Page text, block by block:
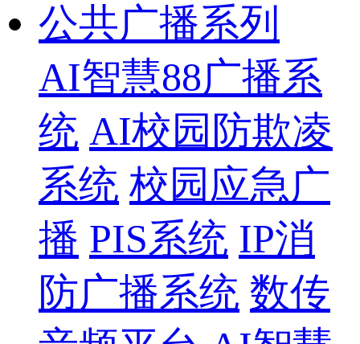
公共广播系列
AI智慧88广播系
统 AI校园防欺凌
系统 校园应急广
播 PIS系统 IP消
防广播系统 数传